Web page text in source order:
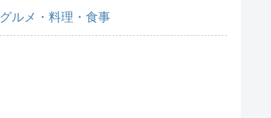
グルメ・料理・食事